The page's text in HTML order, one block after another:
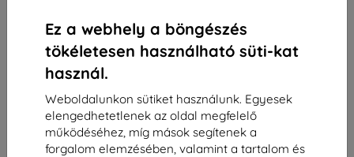
Ez a webhely a böngészés
tökéletesen használható süti-kat
használ.
Weboldalunkon sütiket használunk. Egyesek
elengedhetetlenek az oldal megfelelő
működéséhez, míg mások segítenek a
forgalom elemzésében, valamint a tartalom és
16 101 Ft
Raktáron > 5 darab
16 101 Ft
Raktáron > 5 darab